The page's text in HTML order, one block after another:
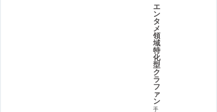
エ
ン
タ
メ
領
域
特
化
型
ク
ラ
フ
ァ
ン
手